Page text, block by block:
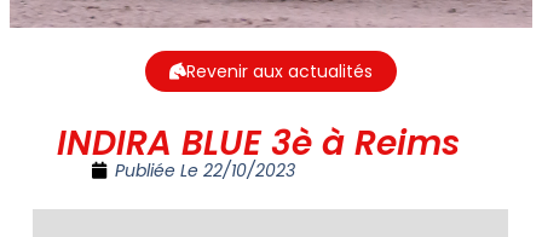
Revenir aux actualités
INDIRA BLUE 3è à Reims
Publiée Le 22/10/2023